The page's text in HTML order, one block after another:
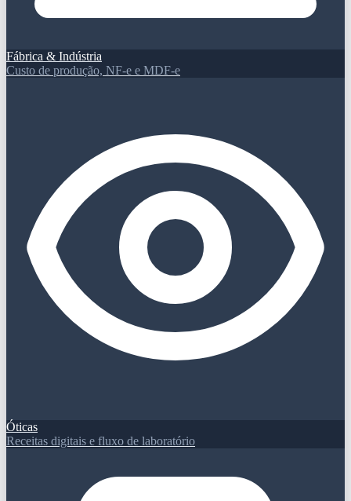
Fábrica & Indústria
Custo de produção, NF-e e MDF-e
Óticas
Receitas digitais e fluxo de laboratório